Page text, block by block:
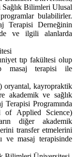
Bilimleri Ulusal
bulabilirler.
Derneğinin
ve ilgili alanlarda
tıp fakültesi olup
masaj terapisi ile
oryantal, kayropraktik
akademik ve sağlık
Terapisi Programında
of Applied Science)
diğer akademik
transfer etmelerini
ve masaj terapisinde